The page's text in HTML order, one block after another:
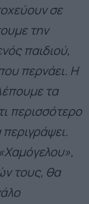
σε
την
παιδιού,
περνάει. Η
τα
περισσότερο
τους, θα